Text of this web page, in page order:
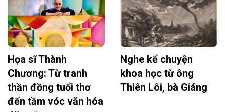
Họa sĩ Thành
Chương: Từ tranh
thần đồng tuổi thơ
đến tầm vóc văn hóa
Nghe kể chuyện
khoa học từ ông
Thiên Lôi, bà Giáng